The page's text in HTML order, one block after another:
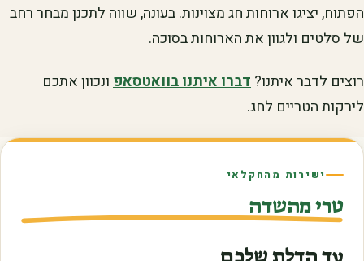
הפתוח, יציגו ארוחות חג מצוינות. בעונה, שווה לתכנן מבחר רחב
של סלטים ולגוון את הארוחות בסוכה.
רוצים לדבר איתנו?דברו איתנו בוואטסאפונכוון אתכם
לירקות הטריים לחג.
ישירות מהחקלאי
טרי מהשדה